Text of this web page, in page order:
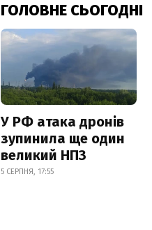
ГОЛОВНЕ СЬОГОДНІ
У РФ атака дронів
зупинила ще один
великий НПЗ
5 СЕРПНЯ, 17:55